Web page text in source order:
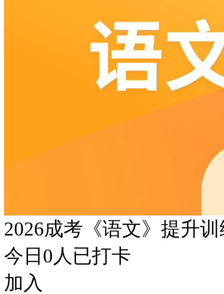
2026成考《语文》提升
今日 0 人已打卡
加入